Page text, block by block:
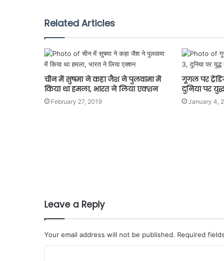
Related Articles
चीन में सुषमा ने कहा जैश ने पुलवामा में
किया था हमला, भारत ने लिया एक्शन
February 27, 2019
गूगल पर
दुनिया पर
January 4,
Leave a Reply
Your email address will not be published. Required